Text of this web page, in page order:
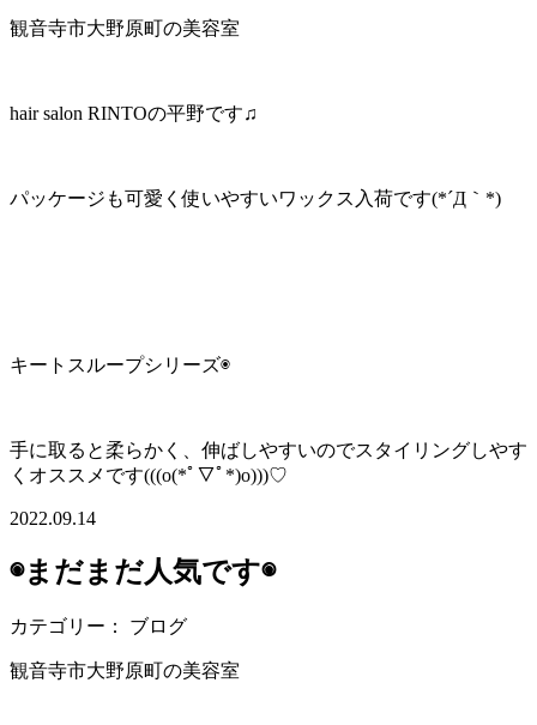
観音寺市大野原町の美容室
hair salon RINTOの平野です♫
パッケージも可愛く使いやすいワックス入荷です(*´Д｀*)
キートスループシリーズ◉
手に取ると柔らかく、伸ばしやすいのでスタイリングしやす
くオススメです(((o(*ﾟ▽ﾟ*)o)))♡
2022.09.14
◉まだまだ人気です◉
カテゴリー： ブログ
観音寺市大野原町の美容室